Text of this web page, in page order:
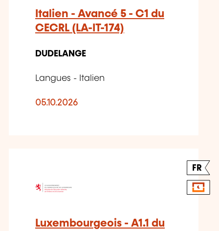
Italien - Avancé 5 - C1 du
CECRL (LA-IT-174)
DUDELANGE
Langues - Italien
05.10.2026
FR
Luxembourgeois - A1.1 du